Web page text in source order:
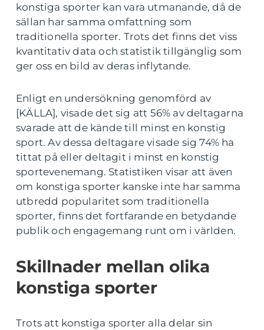
konstiga sporter kan vara utmanande, då de
sällan har samma omfattning som
traditionella sporter. Trots det finns det viss
kvantitativ data och statistik tillgänglig som
ger oss en bild av deras inflytande.
Enligt en undersökning genomförd av
[KÄLLA], visade det sig att 56% av deltagarna
svarade att de kände till minst en konstig
sport. Av dessa deltagare visade sig 74% ha
tittat på eller deltagit i minst en konstig
sportevenemang. Statistiken visar att även
om konstiga sporter kanske inte har samma
utbredd popularitet som traditionella
sporter, finns det fortfarande en betydande
publik och engagemang runt om i världen.
Skillnader mellan olika
konstiga sporter
Trots att konstiga sporter alla delar sin